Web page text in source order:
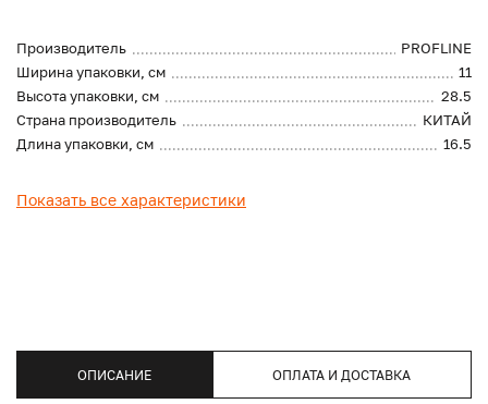
Производитель
PROFLINE
Ширина упаковки, см
11
Высота упаковки, см
28.5
Страна производитель
КИТАЙ
Длина упаковки, см
16.5
Показать все характеристики
ОПИСАНИЕ ОПЛАТА И ДОСТАВКА